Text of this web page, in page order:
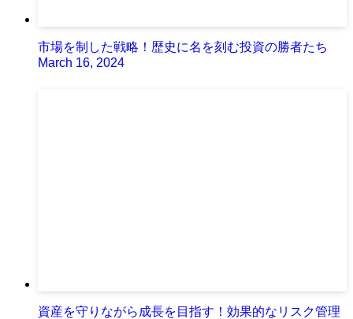
市場を制した戦略！歴史に名を刻む投資の勝者たち
March 16, 2024
資産を守りながら成長を目指す！効果的なリスク管理